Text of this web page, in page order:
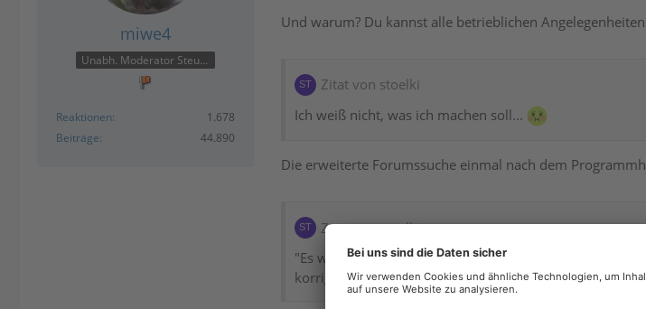
miwe4
Unabh. Moderator Steuer
Reaktionen
1.678
Beiträge
44.890
Und warum? Du kannst alle betrieblichen
Zitat von stoelki
Ich weiß nicht, was ich machen soll...
Die erweiterte Forumssuche einmal nach dem
Zitat von stoelki
"Es wurde in der Anlage EÜR die AfA auf bewegliche
korrigiere entweder das betreffende Wirtschaftsgut im